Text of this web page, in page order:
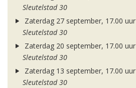
Sleutelstad 30
Zaterdag 27 september, 17.00 uur
Sleutelstad 30
Zaterdag 20 september, 17.00 uur
Sleutelstad 30
Zaterdag 13 september, 17.00 uur
Sleutelstad 30